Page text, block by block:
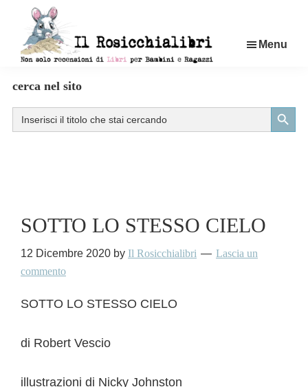
contenuto
di
libri
per
Menu
cerca nel sito
Search
for:
Search Button
SOTTO LO STESSO CIELO
12 Dicembre 2020 by Il Rosicchialibri
Lascia un
commento
SOTTO LO STESSO CIELO
di Robert Vescio
illustrazioni di Nicky Johnston